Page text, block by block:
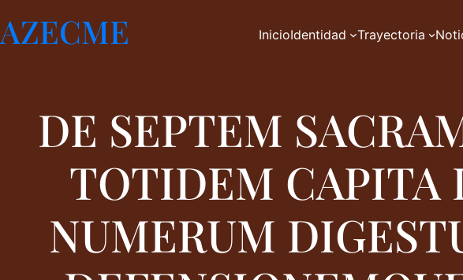
al
contenido
AZECME InicioIdentidad Trayectoria
DE SEPTEM
TOTIDEM CAPITA
NUMERUM